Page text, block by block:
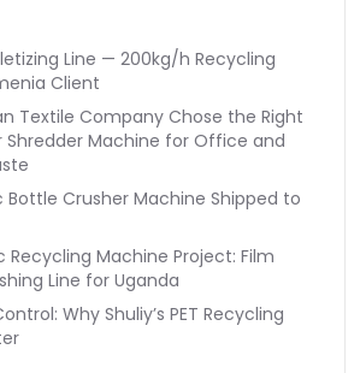
Line — 200kg/h Recycling
Client
Textile Company Chose the Right
Shredder Machine for Office and
Crusher Machine Shipped to
Recycling Machine Project: Film
Line for Uganda
Why Shuliy’s PET Recycling